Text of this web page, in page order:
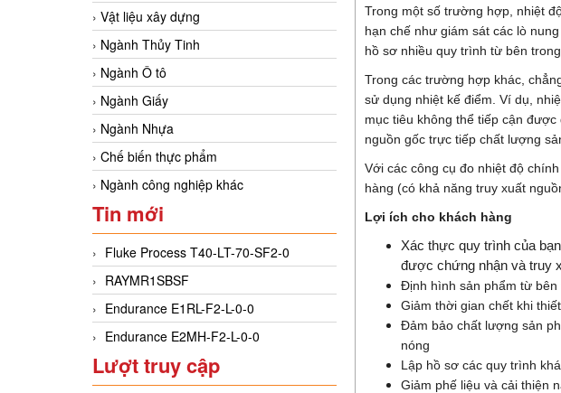
Vật liệu xây dựng
Ngành Thủy Tinh
Ngành Ô tô
Ngành Giấy
Ngành Nhựa
Chế biến thực phẩm
Ngành công nghiệp khác
Tin mới
Fluke Process T40-LT-70-SF2-0
RAYMR1SBSF
Endurance E1RL-F2-L-0-0
Endurance E2MH-F2-L-0-0
Lượt truy cập
Trong một số trường hợp, nhiệt
hạn chế như giám sát các lò
hồ sơ nhiều quy trình từ bên
Trong các trường hợp khác,
sử dụng nhiệt kế điểm. Ví dụ,
mục tiêu không thể tiếp cận
nguồn gốc trực tiếp chất lượng
Với các công cụ đo nhiệt độ
hàng (có khả năng truy xuất
Lợi ích cho khách hàng
Xác thực quy trình của
được chứng nhận và truy
Định hình sản phẩm từ
Giảm thời gian chết khi
Đảm bảo chất lượng sản
nóng
Lập hồ sơ các quy trình
Giảm phế liệu và cải thiện